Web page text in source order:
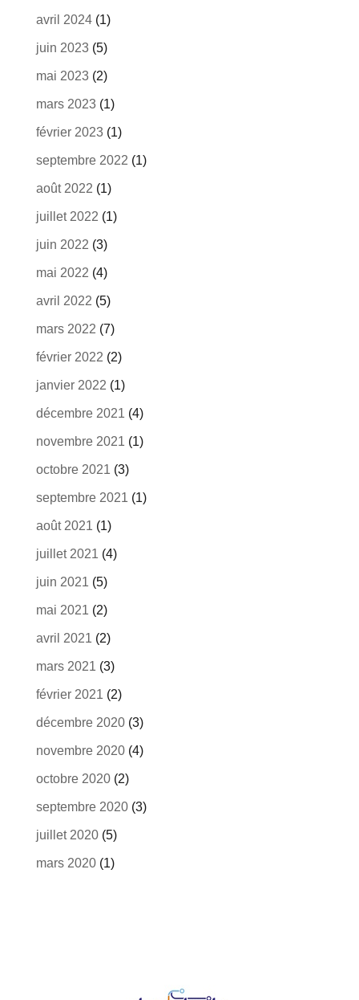
avril 2024(1)
juin 2023(5)
mai 2023(2)
mars 2023(1)
février 2023(1)
septembre 2022 (1)
août 2022 (1)
juillet 2022 (1)
juin 2022 (3)
mai 2022 (4)
avril 2022 (5)
mars 2022 (7)
février 2022 (2)
janvier 2022 (1)
décembre 2021 (4)
novembre 2021 (1)
octobre 2021 (3)
septembre 2021 (1)
août 2021 (1)
juillet 2021 (4)
juin 2021 (5)
mai 2021 (2)
avril 2021 (2)
mars 2021 (3)
février 2021 (2)
décembre 2020(3)
novembre 2020(4)
octobre 2020(2)
septembre 2020(3)
juillet 2020(5)
mars 2020(1)